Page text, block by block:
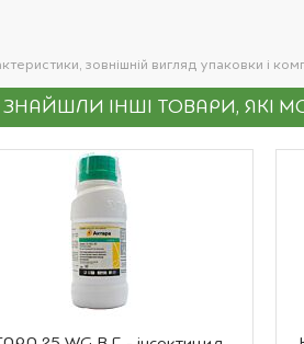
зовнішній вигляд упаковки і
ІНШІ ТОВАРИ, ЯКІ